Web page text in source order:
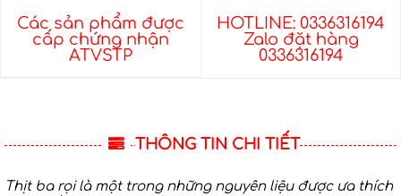
Các sản phẩm được
cấp chứng nhận
ATVSTP
HOTLINE: 0336316194
Zalo đặt hàng
0336316194
THÔNG TIN CHI TIẾT
Thịt ba rọi là một trong những nguyên liệu được ưa thích